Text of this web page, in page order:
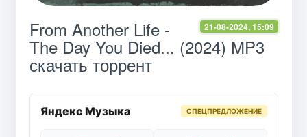
21-08-2024, 15:09
From Another Life -
The Day You Died​.​.​. (2024) MP3
скачать торрент
Яндекс Музыка СПЕЦПРЕДЛОЖЕНИЕ